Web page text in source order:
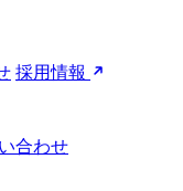
採用情報
合わせ